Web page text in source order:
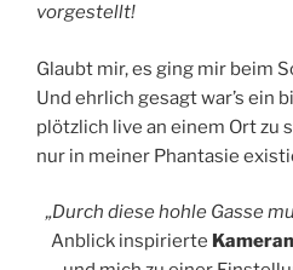
vorgestellt!
Glaubt mir, es ging mir beim
Und ehrlich gesagt war’s ein
plötzlich live an einem Ort zu
nur in meiner Phantasie
„Durch diese hohle Gasse
Anblick inspirierte